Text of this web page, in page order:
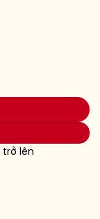
trở lên